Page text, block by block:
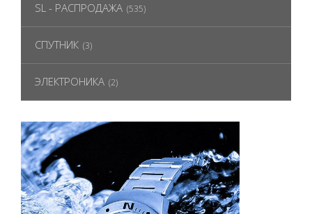
SL - РАСПРОДАЖА (535)
СПУТНИК (3)
ЭЛЕКТРОНИКА (2)